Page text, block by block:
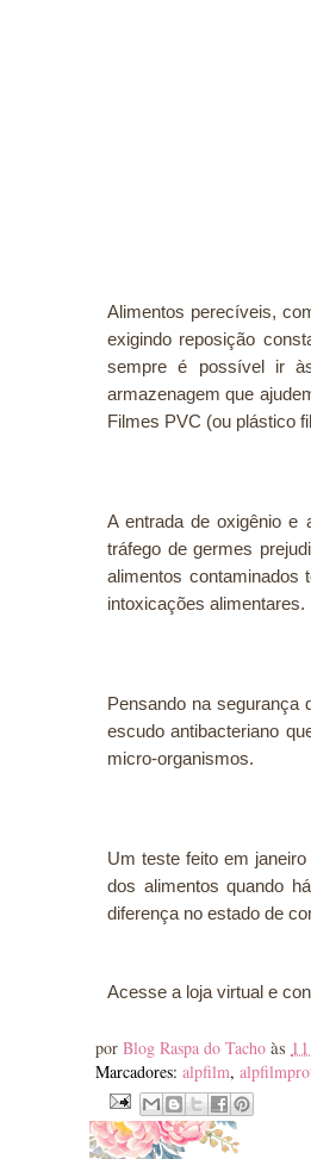
Alimentos perecíveis,
exigindo reposição
sempre é possível ir
armazenagem que
Filmes PVC (ou plástico
A entrada de oxigênio e
tráfego de germes
alimentos contaminados
intoxicações alimentares.
Pensando na segurança
escudo antibacteriano
micro-organismos.
Um teste feito em
dos alimentos quando
diferença no estado de
Acesse a loja virtual e
por Blog Raspa do Tacho às
Marcadores: alpfilm,